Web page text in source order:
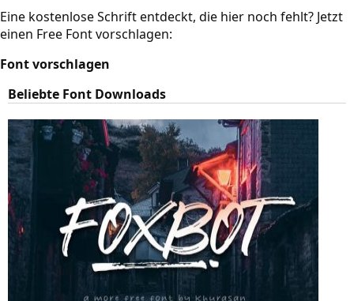
Eine kostenlose Schrift entdeckt, die hier noch fehlt? Jetzt
einen Free Font vorschlagen:
Font vorschlagen
Beliebte Font Downloads